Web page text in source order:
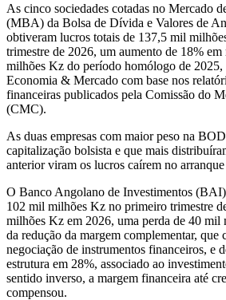
As cinco sociedades cotadas no Mercado
(MBA) da Bolsa de Dívida e Valores de
obtiveram lucros totais de 137,5 mil
trimestre de 2026, um aumento de 18% em
milhões Kz do período homólogo de 2025,
Economia & Mercado com base nos
financeiras publicados pela Comissão do
(CMC).
As duas empresas com maior peso na
capitalização bolsista e que mais
anterior viram os lucros caírem no
O Banco Angolano de Investimentos
102 mil milhões Kz no primeiro trimestre
milhões Kz em 2026, uma perda de 40 mil
da redução da margem complementar,
negociação de instrumentos financeiros, e
estrutura em 28%, associado ao
sentido inverso, a margem financeira até
compensou.